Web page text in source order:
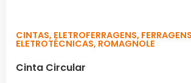
CINTAS, ELETROFERRAGENS, FERRAGENS
ELETROTÉCNICAS, ROMAGNOLE
Cinta Circular